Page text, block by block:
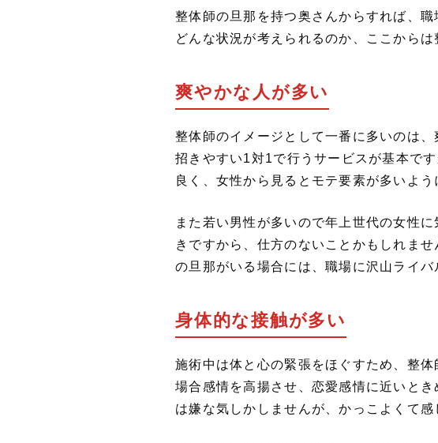
整体師の旦那を持つ奥さんからすれば、
どんな状況が考えられるのか、ここから
爽やかな人が多い
整体師のイメージとして一番に多いのは
招きやすい1対1で行うサービスが基本で
良く、女性から見るとモテ要素が多いよう
また若い男性が多いので年上世代の女性
きですから、仕方のないことかもしれま
の旦那がいる場合には、職場に沢山ライ
身体的な接触が多い
施術中は体と心の緊張をほぐすため、整
場合感情を高揚させ、恋愛感情に近いと
は嫌な気しかしませんが、かっこよくて